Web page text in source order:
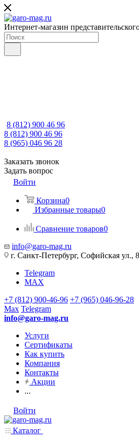
Интернет-магазин
8 (812) 900 46 96
8 (812) 900 46 96
8 (965) 046 96 28
Заказать звонок
Задать вопрос
Войти
Корзина0
Избранные товары0
Сравнение товаров0
info@garo-mag.ru
г. Санкт-Петербург, Софийская ул.,
Telegram
MAX
+7 (812) 900-46-96 +7 (965) 046-96-28
Max Telegram
info@garo-mag.ru
Услуги
Сертификаты
Как купить
Компания
Контакты
Акции
...
Войти
Каталог